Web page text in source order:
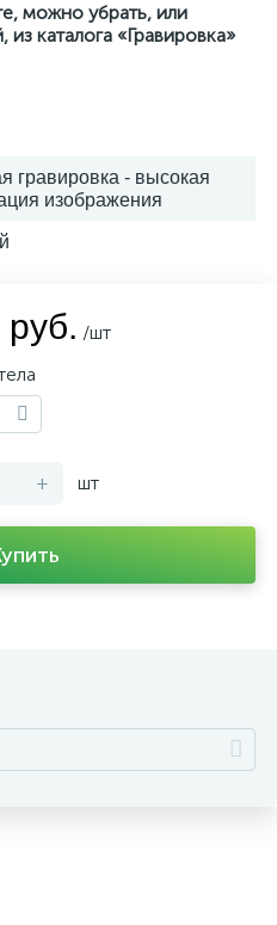
можно убрать, или
каталога «Гравировка»
гравировка - высокая
изображения
/шт
+ шт